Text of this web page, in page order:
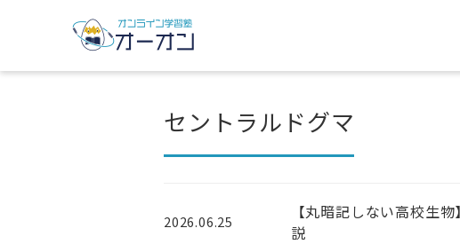
セントラルドグマ
【丸暗記しない高校生
説
2026.06.25